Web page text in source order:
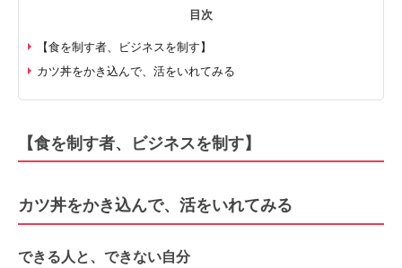
目次
【食を制す者、ビジネスを制す】
カツ丼をかき込んで、活をいれてみる
【食を制す者、ビジネスを制す】
カツ丼をかき込んで、活をいれてみる
できる人と、できない自分